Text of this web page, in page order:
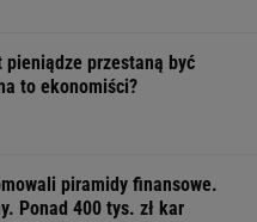
pieniądze przestaną być
to ekonomiści?
piramidy finansowe.
Ponad 400 tys. zł kar